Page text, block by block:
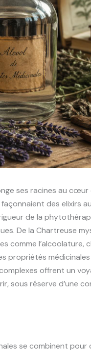
ses racines au
des elixirs
de la
De la Chartreuse
comme l’alcoolature,
propriétés médicinales
offrent un
sous réserve d’une
se combinent